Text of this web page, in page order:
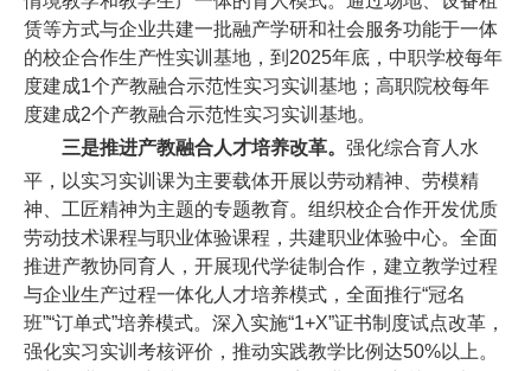
赁等方式与企业共建一批融产学研和社会服务功能于一体
的校企合作生产性实训基地，到2025年底，中职学校每年
度建成1个产教融合示范性实习实训基地；高职院校每年
度建成2个产教融合示范性实习实训基地。
三是推进产教融合人才培养改革。 强化综合育人水
平，以实习实训课为主要载体开展以劳动精神、劳模精
神、工匠精神为主题的专题教育。组织校企合作开发优质
劳动技术课程与职业体验课程，共建职业体验中心。全面
推进产教协同育人，开展现代学徒制合作，建立教学过程
与企业生产过程一体化人才培养模式，全面推行“冠名
班”“订单式”培养模式。深入实施“1+X”证书制度试点改革，
强化实习实训考核评价，推动实践教学比例达50%以上。